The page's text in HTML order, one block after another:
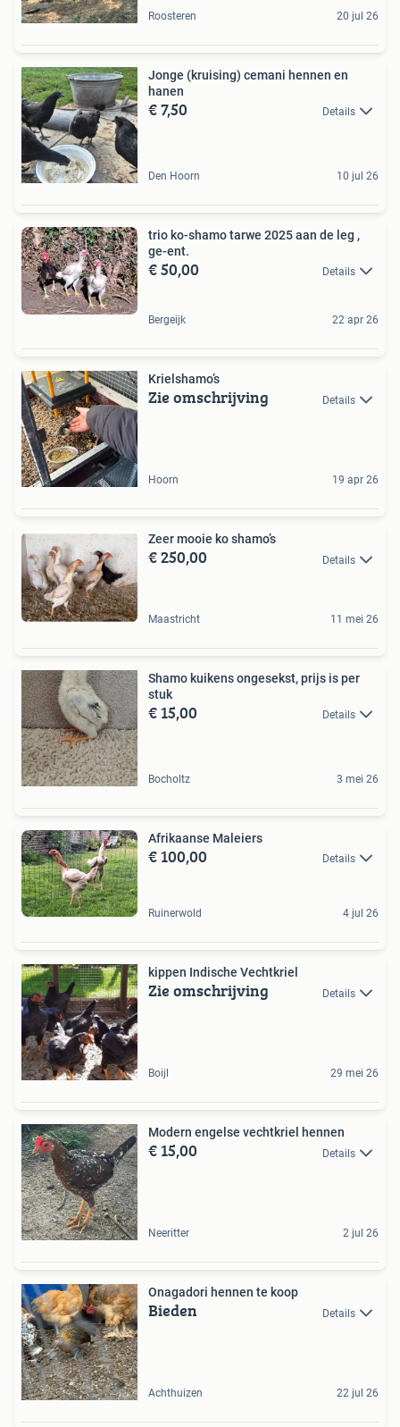
Roosteren 20 jul 26
Jonge (kruising) cemani hennen en
hanen
€ 7,50 Details
Den Hoorn 10 jul 26
trio ko-shamo tarwe 2025 aan de leg ,
ge-ent.
€ 50,00 Details
Bergeijk 22 apr 26
Krielshamo’s
Zie omschrijving Details
Hoorn 19 apr 26
Zeer mooie ko shamo’s
€ 250,00 Details
Maastricht 11 mei 26
Shamo kuikens ongesekst, prijs is per
stuk
€ 15,00 Details
Bocholtz 3 mei 26
Afrikaanse Maleiers
€ 100,00 Details
Ruinerwold 4 jul 26
kippen Indische Vechtkriel
Zie omschrijving Details
Boijl 29 mei 26
Modern engelse vechtkriel hennen
€ 15,00 Details
Neeritter 2 jul 26
Onagadori hennen te koop
Bieden Details
Achthuizen 22 jul 26